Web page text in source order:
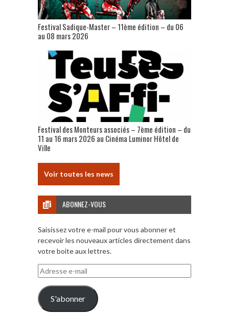
Festival Sadique-Master – 11ème édition – du 06
au 08 mars 2026
Festival des Monteurs associés – 7ème édition – du
11 au 16 mars 2026 au Cinéma Luminor Hôtel de
Ville
Voir toutes les news
ABONNEZ-VOUS
Saisissez votre e-mail pour vous abonner et
recevoir les nouveaux articles directement dans
votre boite aux lettres.
Adresse
e-
mail
S'abonner